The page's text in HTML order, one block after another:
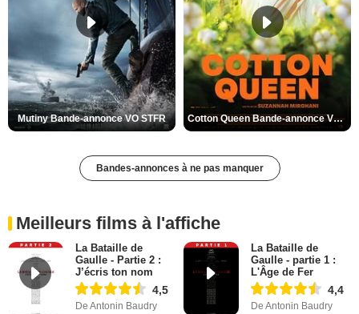
Mutiny Bande-annonce VO STFR Cotton Queen Bande-annonce VO STFR
Bandes-annonces à ne pas manquer
Meilleurs films à l'affiche
La Bataille de
Gaulle - Partie 2 :
J’écris ton nom
4,5
De Antonin Baudry
La Bataille de
Gaulle - partie 1 :
L'Âge de Fer
4,4
De Antonin Baudry